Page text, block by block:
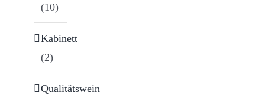
(10)
Kabinett
(2)
Qualitätswein